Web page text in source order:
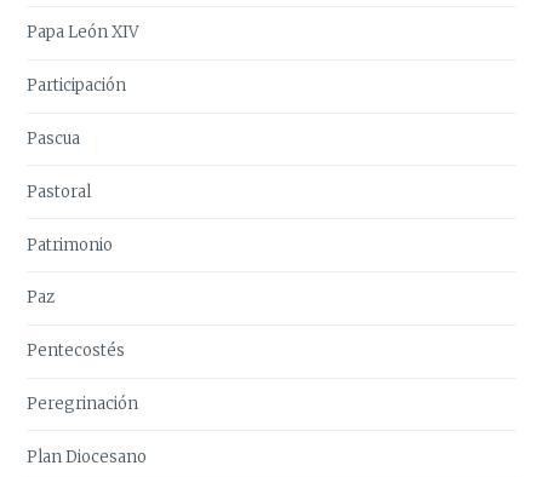
Papa León XIV
Participación
Pascua
Pastoral
Patrimonio
Paz
Pentecostés
Peregrinación
Plan Diocesano